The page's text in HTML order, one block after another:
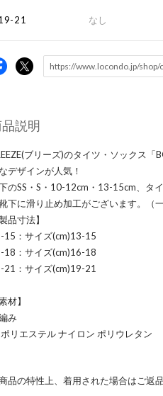
21 なし
説明
ブリーズ)のタイツ・ソックス
デザインが人気！
のSS・S・10-12cm・13-15cm、タ
下に滑り止め加工がございます。（
製品寸法】
15：サイズ(cm)13-15
18：サイズ(cm)16-18
21：サイズ(cm)19-21
材】
み
リエステル ナイロン ポリウレタン
品の特性上、着用された場合はご返